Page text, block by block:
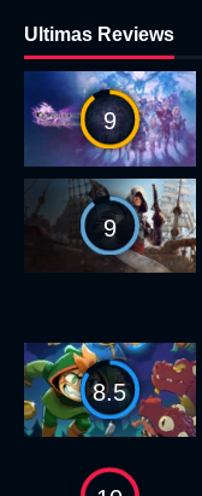
Ultimas Reviews
9
9
8.5